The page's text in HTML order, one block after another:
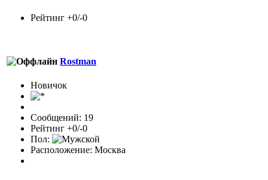
Рейтинг +0/-0
Rostman
Новичок
Сообщений: 19
Рейтинг +0/-0
Пол:
Расположение: Москва